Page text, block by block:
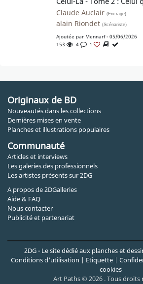
Claude Auclair (Encrage)
alain Riondet (Scénariste)
Ajoutée par Mennarf- 05/06/2026
153
4 1
Originaux de BD
Nouveautés dans les collections
Dernières mises en vente
Planches et illustrations populaires
Communauté
Articles et interviews
Les galeries des professionnels
Les artistes présents sur 2DG
A propos de 2DGalleries
Aide & FAQ
Nous contacter
Publicité et partenariat
2DG - Le site dédié aux planches et
Conditions d'utilisation | Etiquette|
cookies
Art Paths © 2026 . Tous droits